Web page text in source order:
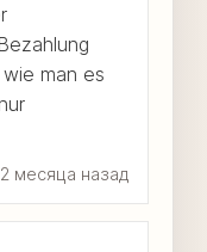
man es
2 месяца назад